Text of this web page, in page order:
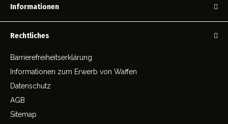
Informationen
Rechtliches
Barrierefreiheitserklärung
Informationen zum Erwerb von Waffen
Datenschutz
AGB
Sitemap